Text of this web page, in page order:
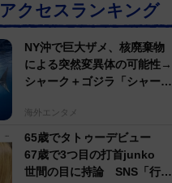
アクセスランキング
NY沖で巨大ザメ、核廃棄物
による突然変異体の可能性→
シャーク＋ゴジラ「シャーク
海外エンタメ
65歳でタトゥーデビュー
67歳で3つ目の打首junko
世間の目に持論 SNS「行動